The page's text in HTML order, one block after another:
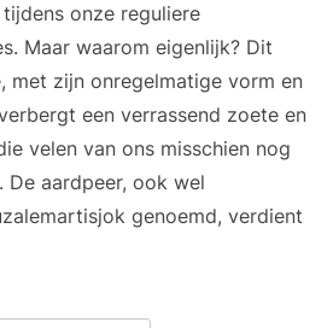
onze reguliere
Maar waarom eigenlijk? Dit
met zijn onregelmatige vorm en
een verrassend zoete en
velen van ons misschien nog
aardpeer, ook wel
genoemd, verdient